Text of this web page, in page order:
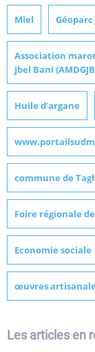
Miel Géoparc
Association
Jbel Bani
Huile d’argane
commune de
Foire régionale
Economie sociale
œuvres
Les articles en